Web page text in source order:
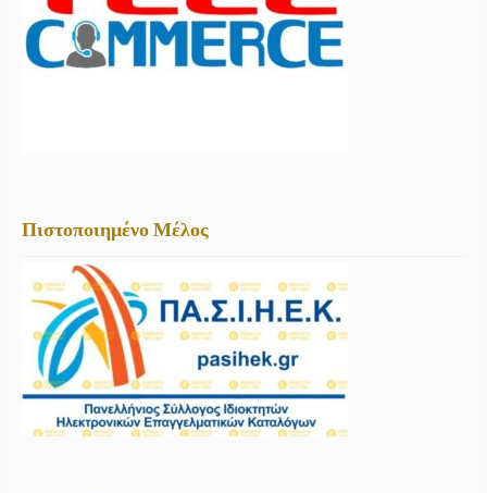
Πιστοποιημένο Μέλος